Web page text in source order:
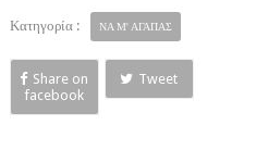
Κατηγορία : ΝΑ Μ' ΑΓΑΠΑΣ
Share on
facebook
Tweet